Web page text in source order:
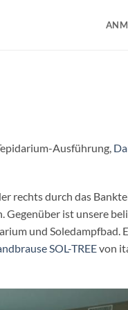
Ausführung,
rechts durch das
Gegenüber ist unsere
und Soledampfbad.
SOL-TREEvon